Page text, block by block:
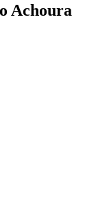
Achoura